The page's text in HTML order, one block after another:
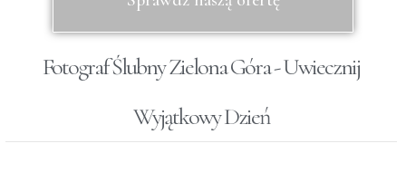
Fotograf Ślubny Zielona Góra - Uwiecznij
Wyjątkowy Dzień​